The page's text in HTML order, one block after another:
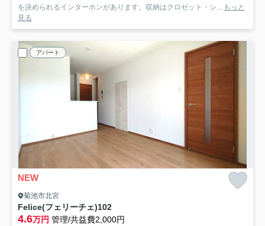
を決められるインターホンがあります。収納はクロゼット・シ... もっと
見る
アパート
NEW
菊池市北宮
Felice(フェリーチェ)102
4.6万円 管理/共益費2,000円